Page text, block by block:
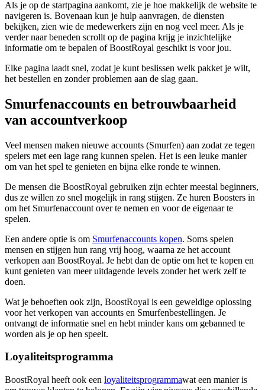
Als je op de startpagina aankomt, zie je hoe makkelijk de website te
navigeren is. Bovenaan kun je hulp aanvragen, de diensten
bekijken, zien wie de medewerkers zijn en nog veel meer. Als je
verder naar beneden scrollt op de pagina krijg je inzichtelijke
informatie om te bepalen of BoostRoyal geschikt is voor jou.
Elke pagina laadt snel, zodat je kunt beslissen welk pakket je wilt,
het bestellen en zonder problemen aan de slag gaan.
Smurfenaccounts en betrouwbaarheid
van accountverkoop
Veel mensen maken nieuwe accounts (Smurfen) aan zodat ze tegen
spelers met een lage rang kunnen spelen. Het is een leuke manier
om van het spel te genieten en bijna elke ronde te winnen.
De mensen die BoostRoyal gebruiken zijn echter meestal beginners,
dus ze willen zo snel mogelijk in rang stijgen. Ze huren Boosters in
om het Smurfenaccount over te nemen en voor de eigenaar te
spelen.
Een andere optie is om Smurfenaccounts kopen. Soms spelen
mensen en stijgen hun rang vrij hoog, waarna ze het account
verkopen aan BoostRoyal. Je hebt dan de optie om het te kopen en
kunt genieten van meer uitdagende levels zonder het werk zelf te
doen.
Wat je behoeften ook zijn, BoostRoyal is een geweldige oplossing
voor het verkopen van accounts en Smurfenbestellingen. Je
ontvangt de informatie snel en hebt minder kans om gebanned te
worden als je op hen speelt.
Loyaliteitsprogramma
BoostRoyal heeft ook een loyaliteitsprogrammawat een manier is